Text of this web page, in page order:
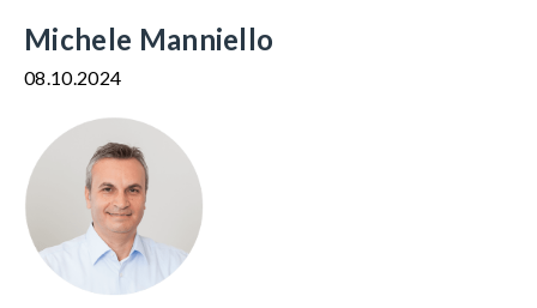
Michele Manniello
08.10.2024